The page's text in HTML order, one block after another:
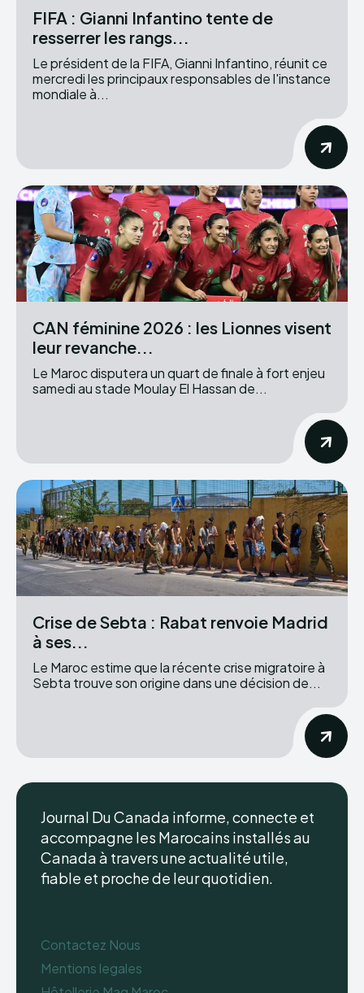
FIFA : Gianni Infantino tente de
resserrer les rangs...
Le président de la FIFA, Gianni Infantino, réunit ce
mercredi les principaux responsables de l'instance
mondiale à...
CAN féminine 2026 : les Lionnes visent
leur revanche...
Le Maroc disputera un quart de finale à fort enjeu
samedi au stade Moulay El Hassan de...
Crise de Sebta : Rabat renvoie Madrid
à ses...
Le Maroc estime que la récente crise migratoire à
Sebta trouve son origine dans une décision de...
Journal Du Canada informe, connecte et
accompagne les Marocains installés au
Canada à travers une actualité utile,
fiable et proche de leur quotidien.
Contactez Nous
Mentions legales